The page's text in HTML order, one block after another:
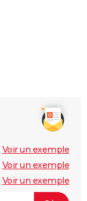
Voir un exemple
Voir un exemple
Voir un exemple